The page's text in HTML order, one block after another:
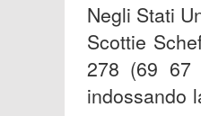
Negli Stati
Scottie
278 (69 67
indossando